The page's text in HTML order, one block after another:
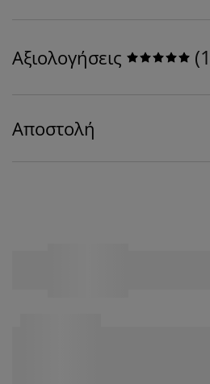
Αξιολογήσεις (1
Αποστολή